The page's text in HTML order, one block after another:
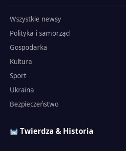
Wszystkie newsy
Polityka i samorząd
Gospodarka
Kultura
Sport
Ukraina
Bezpieczeństwo
Twierdza & Historia